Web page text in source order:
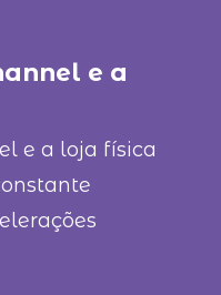
e a
e a loja física